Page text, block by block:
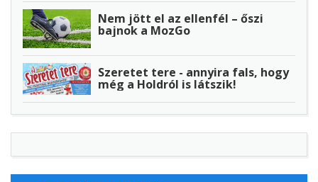
Nem jött el az ellenfél – őszi
bajnok a MozGo
Szeretet tere - annyira fals, hogy
még a Holdról is látszik!